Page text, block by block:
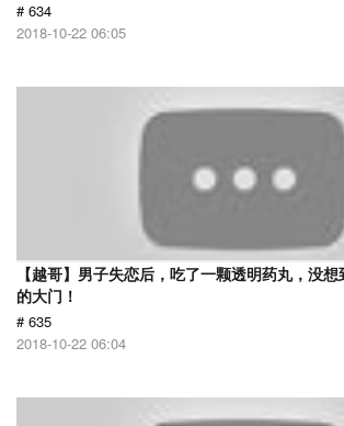
# 634
2018-10-22 06:05
【越哥】男子失恋后，吃了一颗透明药丸，没
的大门！
# 635
2018-10-22 06:04